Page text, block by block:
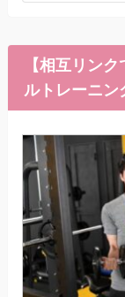
【相互リン
ルトレーニン